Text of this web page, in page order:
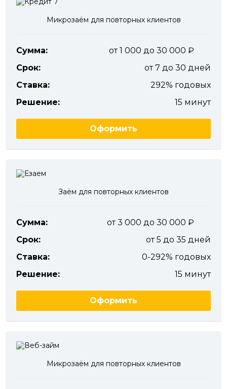
Микрозаём для повторных клиентов
Сумма:
от 1 000 до 30 000
Срок:
от 7 до 30 дней
Ставка:
292% годовых
Решение:
15 минут
Оформить
Заём для повторных клиентов
Сумма:
от 3 000 до 30 000
Срок:
от 5 до 35 дней
Ставка:
0-292% годовых
Решение:
15 минут
Оформить
Микрозаём для повторных клиентов